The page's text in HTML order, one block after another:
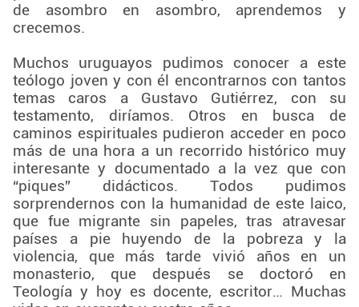
de asombro en asombro, aprendemos y
crecemos.
Muchos uruguayos pudimos conocer a este
teólogo joven y con él encontrarnos con tantos
temas caros a Gustavo Gutiérrez, con su
testamento, diríamos. Otros en busca de
caminos espirituales pudieron acceder en poco
más de una hora a un recorrido histórico muy
interesante y documentado a la vez que con
“piques” didácticos. Todos pudimos
sorprendernos con la humanidad de este laico,
que fue migrante sin papeles, tras atravesar
países a pie huyendo de la pobreza y la
violencia, que más tarde vivió años en un
monasterio, que después se doctoró en
Teología y hoy es docente, escritor… Muchas